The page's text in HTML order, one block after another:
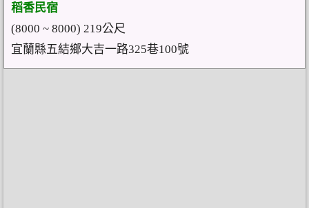
稻香民宿
(8000 ~ 8000) 219公尺
宜蘭縣五結鄉大吉一路325巷100號